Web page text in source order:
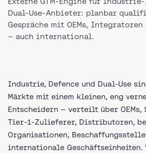
Dual-Use-Anbieter: planbar
Gespräche mit OEMs, Integratoren
— auch international.
Industrie, Defence und Dual-Use
Märkte mit einem kleinen, eng
Entscheidern — verteilt über OEMs,
Tier-1-Zulieferer, Distributoren,
Organisationen,
internationale